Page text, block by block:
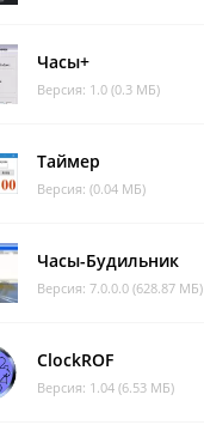
Часы+
Версия: 1.0 (0.3 МБ)
Таймер
Версия: (0.04 МБ)
Часы-Будильник
Версия: 7.0.0.0 (628.87 МБ)
ClockROF
Версия: 1.04 (6.53 МБ)